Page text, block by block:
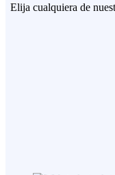
Elija cualquiera de